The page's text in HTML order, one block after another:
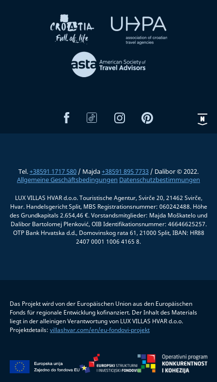
Tel.+38591 1717 580 / Majda+38591 895 7733 / Dalibor © 2022.
Allgemeine Geschäftsbedingungen Datenschutzbestimmungen
LUX VILLAS HVAR d.o.o. Touristische Agentur, Svirče 20, 21462 Svirče,
Hvar. Handelsgericht Split, MBS Registrationsnummer: 060242488. Höhe
des Grundkapitals 2.654,46 €. Vorstandsmitglieder: Majda Moškatelo und
Dalibor Bartolomej Plenković, OIB Identifikationsnummer: 46646625257.
OTP Bank Hrvatska d.d., Domovinskog rata 61, 21000 Split, IBAN: HR88
2407 0001 1006 4165 8.
Das Projekt wird von der Europäischen Union aus den Europäischen
Fonds für regionale Entwicklung kofinanziert. Der Inhalt des Materials
liegt in der alleinigen Verantwortung von LUX VILLAS HVAR d.o.o.
Projektdetails: villashvar.com/en/eu-fondovi-projekt